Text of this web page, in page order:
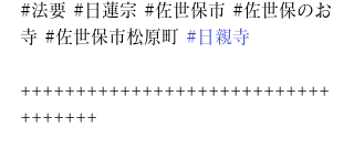
#法要 #日蓮宗 #佐世保市 #佐世保のお
寺 #佐世保市松原町 #日親寺
++++++++++++++++++++++++++++
+++++++